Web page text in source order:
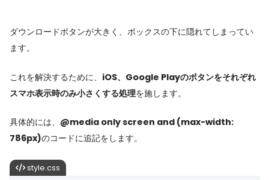
ダウンロードボタンが大きく、ボックスの下に隠れてしまってい
ます。
これを解決するために、 iOS、Google Playのボタンをそれぞれ
スマホ表示時のみ小さくする処理を施します。
具体的には、 @media only screen and (max-width:
786px)のコードに追記をします。
style.css